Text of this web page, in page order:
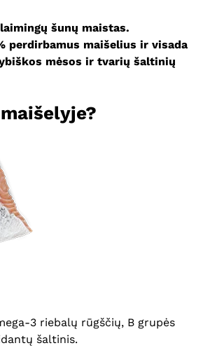
šunų maistas.
perdirbamus maišelius ir visada
mėsos ir tvarių šaltinių
3 riebalų rūgščių, B grupės
šaltinis.